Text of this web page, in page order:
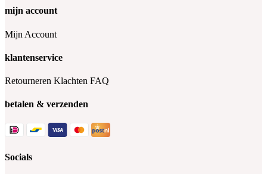
mijn account
Mijn Account
klantenservice
Retourneren Klachten FAQ
betalen & verzenden
Socials